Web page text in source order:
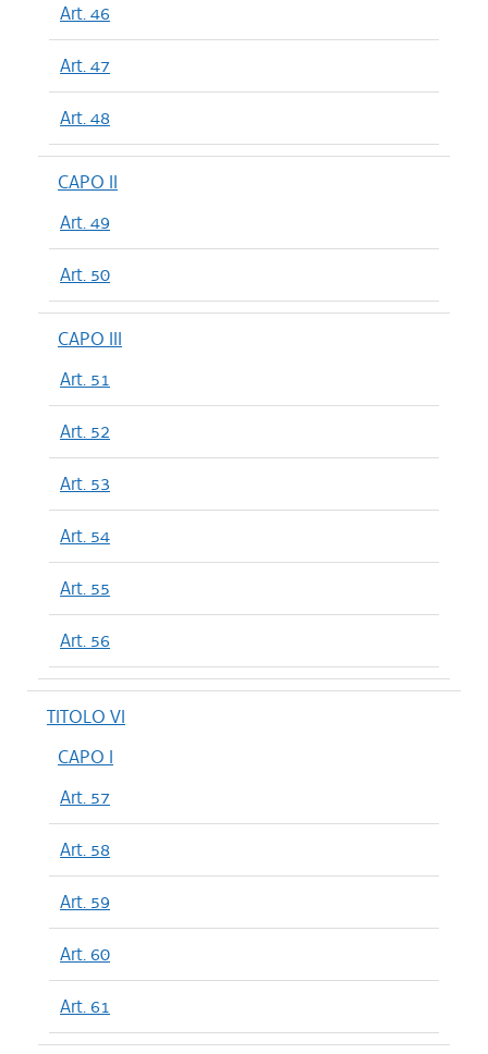
Art. 46
Art. 47
Art. 48
CAPO II
Art. 49
Art. 50
CAPO III
Art. 51
Art. 52
Art. 53
Art. 54
Art. 55
Art. 56
TITOLO VI
CAPO I
Art. 57
Art. 58
Art. 59
Art. 60
Art. 61